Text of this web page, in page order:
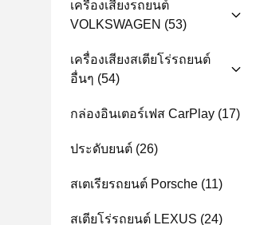
เครื่องเสียงรถยนต์
VOLKSWAGEN (53)
เครื่องเสียงสเตียโร่รถยนต์
อื่นๆ (54)
กล่องอินเตอร์เฟส CarPlay (17)
ประดับยนต์ (26)
สเตเรียรถยนต์ Porsche (11)
สเตียโร่รถยนต์ LEXUS (24)